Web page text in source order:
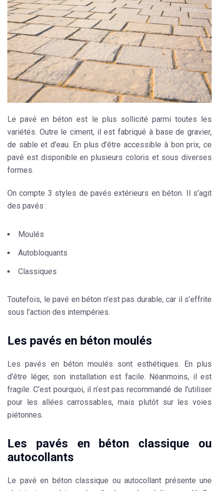
Le pavé en béton est le plus sollicité parmi toutes les
variétés. Outre le ciment, il est fabriqué à base de gravier,
de sable et d’eau. En plus d’être accessible à bon prix, ce
pavé est disponible en plusieurs coloris et sous diverses
formes.
On compte 3 styles de pavésextérieurs en béton. Il s’agit
des pavés :
Moulés
Autobloquants
Classiques
Toutefois, le pavé en béton n’est pas durable, car il s’effrite
sous l’action des intempéries.
Les pavés en béton moulés
Les pavés en béton moulés sont esthétiques. En plus
d’être léger, son installation est facile. Néanmoins, il est
fragile. C’est pourquoi, il n’est pas recommandé de l’utiliser
pour les allées carrossables, mais plutôt sur les voies
piétonnes.
Les pavés en béton classique ou
autocollants
Le pavé en béton classique ou autocollant présente une